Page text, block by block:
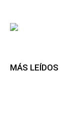
MÁS LEÍDOS